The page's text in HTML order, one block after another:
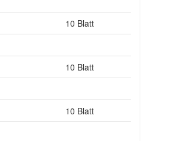
10 Blatt
10 Blatt
10 Blatt